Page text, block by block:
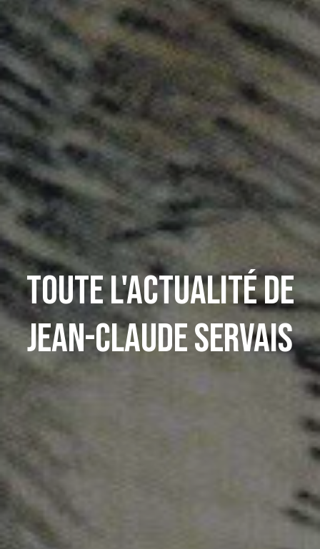
Toute l'actualité de
Jean-Claude Servais